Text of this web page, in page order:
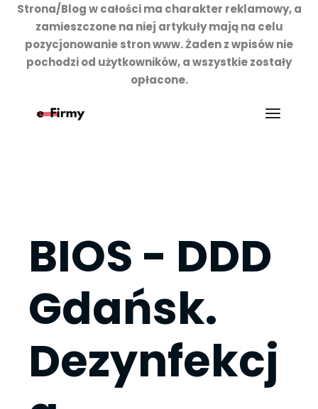
Strona/Blog w całości ma charakter reklamowy, a
zamieszczone na niej artykuły mają na celu
pozycjonowanie stron www. Żaden z wpisów nie
pochodzi od użytkowników, a wszystkie zostały
opłacone.
BIOS - DDD
Gdańsk.
Dezynfekcj